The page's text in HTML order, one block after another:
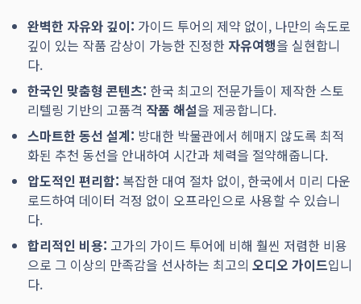
완벽한 자유와 깊이: 가이드 투어의 제약 없이, 나만의 속도로
깊이 있는 작품 감상이 가능한 진정한 자유여행을 실현합니
다.
한국인 맞춤형 콘텐츠: 한국 최고의 전문가들이 제작한 스토
리텔링 기반의 고품격 작품 해설을 제공합니다.
스마트한 동선 설계: 방대한 박물관에서 헤매지 않도록 최적
화된 추천 동선을 안내하여 시간과 체력을 절약해줍니다.
압도적인 편리함: 복잡한 대여 절차 없이, 한국에서 미리 다운
로드하여 데이터 걱정 없이 오프라인으로 사용할 수 있습니
다.
합리적인 비용: 고가의 가이드 투어에 비해 훨씬 저렴한 비용
으로 그 이상의 만족감을 선사하는 최고의 오디오 가이드입니
다.